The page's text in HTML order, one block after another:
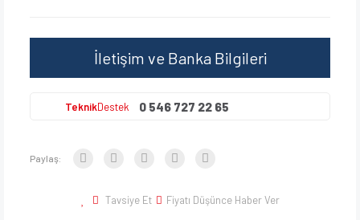
İletişim ve Banka Bilgileri
TeknikDestek 0 546 727 22 65
Paylaş:
Tavsiye Et Fiyatı Düşünce Haber Ver